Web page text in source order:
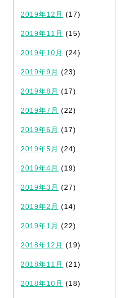
2019年12月 (17)
2019年11月 (15)
2019年10月 (24)
2019年9月 (23)
2019年8月 (17)
2019年7月 (22)
2019年6月 (17)
2019年5月 (24)
2019年4月 (19)
2019年3月 (27)
2019年2月 (14)
2019年1月 (22)
2018年12月 (19)
2018年11月 (21)
2018年10月 (18)